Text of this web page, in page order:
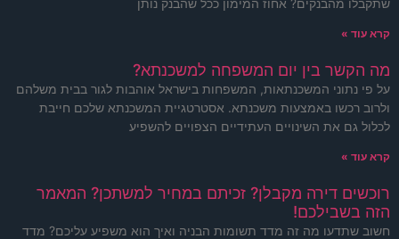
קרא עוד »
מה הקשר בין יום המשפחה למשכנתא?
על פי נתוני המשכנתאות, המשפחות בישראל אוהבות לגור בבית משלהם
ולרוב רכשו באמצעות משכנתא. אסטרטגיית המשכנתא שלכם חייבת
לכלול גם את השינויים העתידיים הצפויים להשפיע
קרא עוד »
רוכשים דירה מקבלן? זכיתם במחיר למשתכן? המאמר
הזה בשבילכם!
חשוב שתדעו מה זה מדד תשומות הבניה ואיך הוא משפיע עליכם? מדד